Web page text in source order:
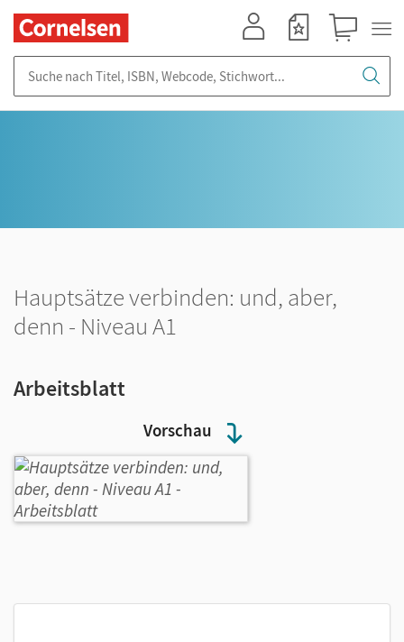
Vorschau
Hauptsätze verbinden: und, aber,
denn - Niveau A1
Arbeitsblatt